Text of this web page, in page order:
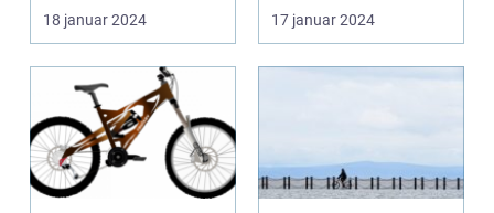
Tour de Fra...
18 januar 2024
enkeltstart? ...
17 januar 2024